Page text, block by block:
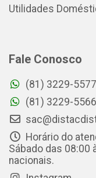
Utilidades
Fale Conosco
(81) 3229-
(81) 3229-
Horário do
Sábado das 08:00
nacionais.